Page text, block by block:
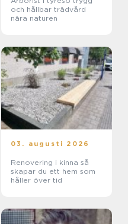
och hållbar trädvård
nära naturen
03. augusti 2026
Renovering i kinna så
skapar du ett hem som
håller över tid